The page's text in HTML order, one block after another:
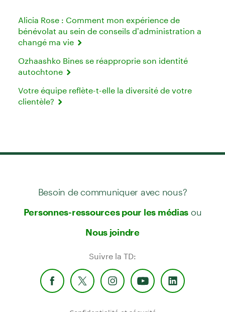
Alicia Rose : Comment mon expérience de
bénévolat au sein de conseils d’administration a
changé ma vie
Ozhaashko Bines se réapproprie son identité
autochtone
Votre équipe reflète-t-elle la diversité de votre
clientèle?
Besoin de communiquer avec nous?
Personnes-ressources pour les médias ou
Nous joindre
Suivre la TD: